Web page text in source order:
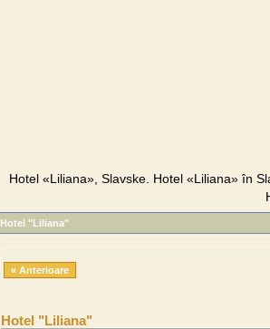
Hotel «Liliana», Slavske. Hotel «Liliana» în
Hotel "Liliana"
« Anterioare
Hotel "Liliana"